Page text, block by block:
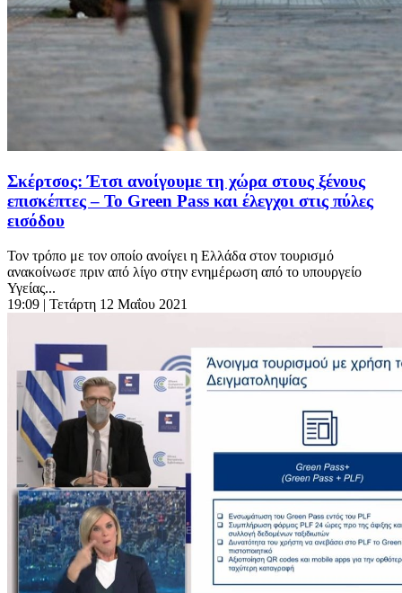
Σκέρτσος: Έτσι ανοίγουμε τη χώρα στους ξένους
επισκέπτες – Το Green Pass και έλεγχοι στις πύλες
εισόδου
Τον τρόπο με τον οποίο ανοίγει η Ελλάδα στον τουρισμό
ανακοίνωσε πριν από λίγο στην ενημέρωση από το υπουργείο
Υγείας...
19:09 | Τετάρτη 12 Μαΐου 2021